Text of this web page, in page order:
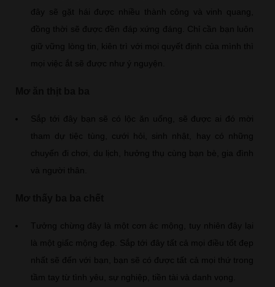
đây sẽ gặt hái được nhiều thành công và vinh quang,
đồng thời sẽ được đền đáp xứng đáng. Chỉ cần bạn luôn
giữ vững lòng tin, kiên trì với mọi quyết định của mình thì
mọi việc ắt sẽ được như ý nguyện.
Sắp tới đây bạn sẽ có lộc ăn uống, sẽ được ai đó mời
tham dự tiệc tùng, cưới hỏi, sinh nhật, hay có những
chuyến đi chơi, du lịch, hưởng thụ cùng bạn bè, gia đình
và người thân.
Tưởng chừng đây là một cơn ác mộng, tuy nhiên đây lại
là một giấc mộng đẹp. Sắp tới đây tất cả mọi điều tốt đẹp
nhất sẽ đến với bạn, bạn sẽ có được tất cả mọi thứ trong
tầm tay từ tình yêu, sự nghiệp, tiền tài và danh vọng.